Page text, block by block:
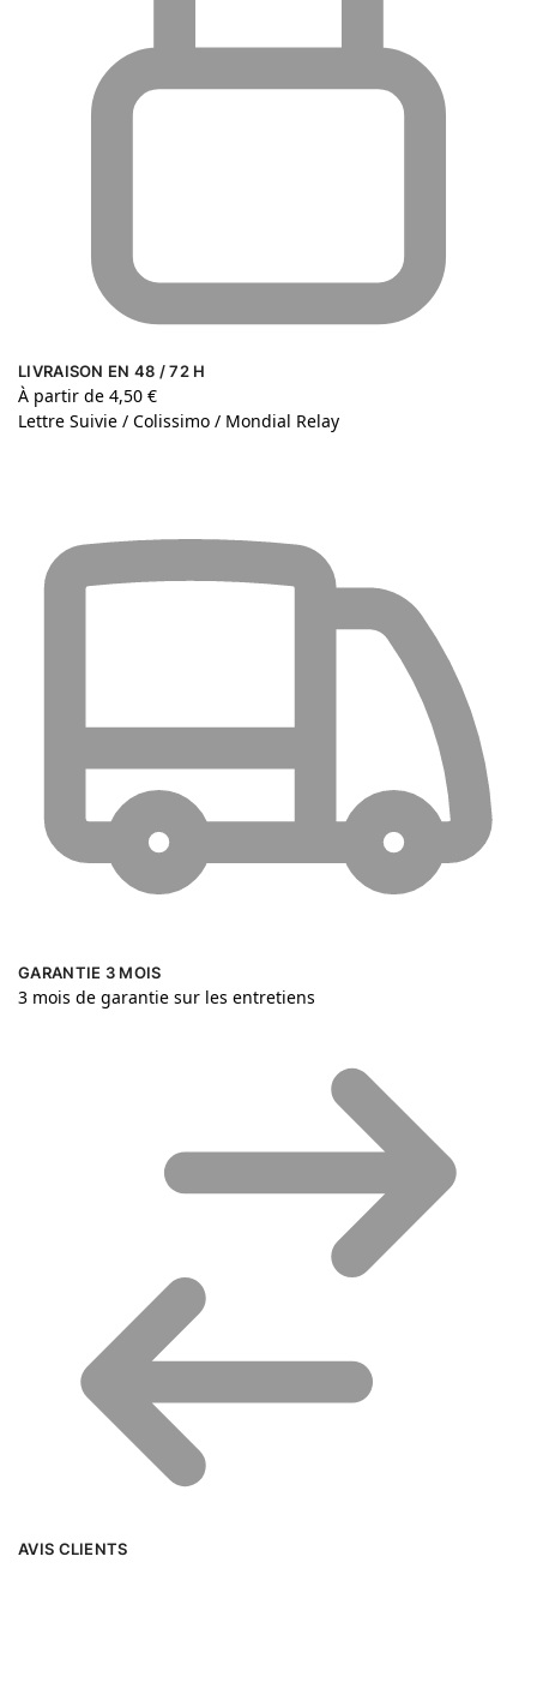
LIVRAISON EN 48 / 72 H
À partir de 4,50 €
Lettre Suivie / Colissimo / Mondial Relay
GARANTIE 3 MOIS
3 mois de garantie sur les entretiens
AVIS CLIENTS